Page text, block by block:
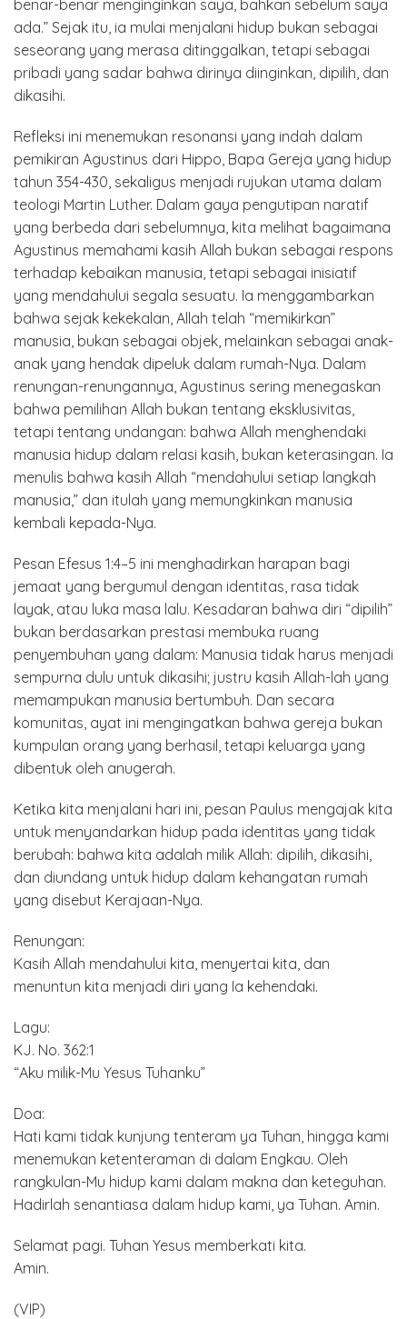
benar-benar menginginkan saya, bahkan sebelum saya
ada.” Sejak itu, ia mulai menjalani hidup bukan sebagai
seseorang yang merasa ditinggalkan, tetapi sebagai
pribadi yang sadar bahwa dirinya diinginkan, dipilih, dan
dikasihi.
Refleksi ini menemukan resonansi yang indah dalam
pemikiran Agustinus dari Hippo, Bapa Gereja yang hidup
tahun 354-430, sekaligus menjadi rujukan utama dalam
teologi Martin Luther. Dalam gaya pengutipan naratif
yang berbeda dari sebelumnya, kita melihat bagaimana
Agustinus memahami kasih Allah bukan sebagai respons
terhadap kebaikan manusia, tetapi sebagai inisiatif
yang mendahului segala sesuatu. Ia menggambarkan
bahwa sejak kekekalan, Allah telah “memikirkan”
manusia, bukan sebagai objek, melainkan sebagai anak-
anak yang hendak dipeluk dalam rumah-Nya. Dalam
renungan-renungannya, Agustinus sering menegaskan
bahwa pemilihan Allah bukan tentang eksklusivitas,
tetapi tentang undangan: bahwa Allah menghendaki
manusia hidup dalam relasi kasih, bukan keterasingan. Ia
menulis bahwa kasih Allah “mendahului setiap langkah
manusia,” dan itulah yang memungkinkan manusia
kembali kepada-Nya.
Pesan Efesus 1:4–5 ini menghadirkan harapan bagi
jemaat yang bergumul dengan identitas, rasa tidak
layak, atau luka masa lalu. Kesadaran bahwa diri “dipilih”
bukan berdasarkan prestasi membuka ruang
penyembuhan yang dalam: Manusia tidak harus menjadi
sempurna dulu untuk dikasihi; justru kasih Allah-lah yang
memampukan manusia bertumbuh. Dan secara
komunitas, ayat ini mengingatkan bahwa gereja bukan
kumpulan orang yang berhasil, tetapi keluarga yang
dibentuk oleh anugerah.
Ketika kita menjalani hari ini, pesan Paulus mengajak kita
untuk menyandarkan hidup pada identitas yang tidak
berubah: bahwa kita adalah milik Allah: dipilih, dikasihi,
dan diundang untuk hidup dalam kehangatan rumah
yang disebut Kerajaan-Nya.
Renungan:
Kasih Allah mendahului kita, menyertai kita, dan
menuntun kita menjadi diri yang Ia kehendaki.
Lagu:
KJ. No. 362:1
“Aku milik-Mu Yesus Tuhanku”
Doa:
Hati kami tidak kunjung tenteram ya Tuhan, hingga kami
menemukan ketenteraman di dalam Engkau. Oleh
rangkulan-Mu hidup kami dalam makna dan keteguhan.
Hadirlah senantiasa dalam hidup kami, ya Tuhan. Amin.
Selamat pagi. Tuhan Yesus memberkati kita.
Amin.
(VIP)